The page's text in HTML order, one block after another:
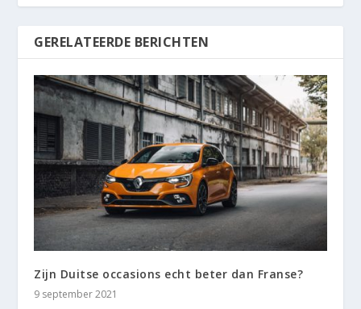
GERELATEERDE BERICHTEN
Zijn Duitse occasions echt beter dan Franse?
9 september 2021